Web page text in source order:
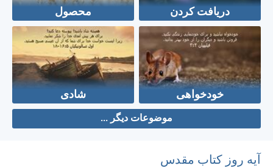
دريافت كردن محصول
خودخواهی شادی
موضوعات دیگر ...
آیه روز کتاب مقدس